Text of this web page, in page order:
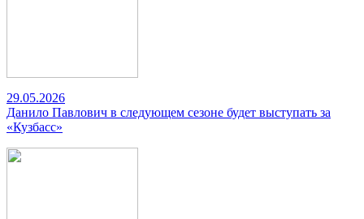
29.05.2026
Данило Павлович в следующем сезоне будет выступать за
«Кузбасс»